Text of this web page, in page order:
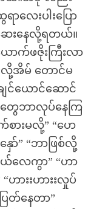
လေးပါးပြော
ေးနေလို့ရတယ်။
ောက်ဖဇိုးကြီးလာ
းလို့အိမ် တောင်မ
င်ယောင်ဆောင်
တွေဘာလုပ်နေကြ
စားမလို့” “ဟေ
ာ်” “ဘာဖြစ်လို့
ယ်လေကွာ” “ဟာ
ဟားးဟားးလှုပ်
ြတ်နေတာ”